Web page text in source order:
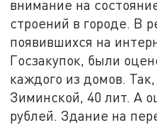
внимание на
строений в городе. В
появившихся на
Госзакупок, были
каждого из домов.
Зиминской, 40 лит. А
рублей. Здание на